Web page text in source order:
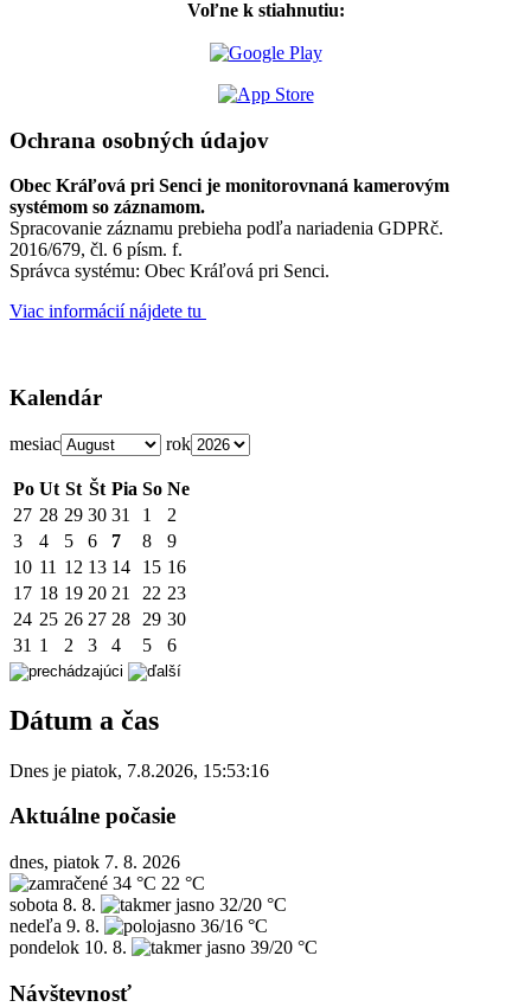
Voľne k stiahnutiu:
Ochrana osobných údajov
Obec Kráľová pri Senci je monitorovnaná kamerovým
systémom so záznamom.
Spracovanie záznamu prebieha podľa nariadenia GDPRč.
2016/679, čl. 6 písm. f.
Správca systému: Obec Kráľová pri Senci.
Viac informácií nájdete tu
Kalendár
mesiac rok
Po Ut St Št Pia So Ne
27 28 29 30 31 1
2
3
4 5 6 7 8
9
10 11 12 13 14 15 16
17 18 19 20 21 22 23
24 25 26 27 28 29 30
31 1 2 3 4 5 6
Dátum a čas
Dnes je piatok, 7.8.2026, 15:53:16
Aktuálne počasie
dnes, piatok 7. 8. 2026
34 °C 22 °C
sobota 8. 8.
32/20 °C
nedeľa 9. 8.
36/16 °C
pondelok 10. 8. 39/20 °C
Návštevnosť